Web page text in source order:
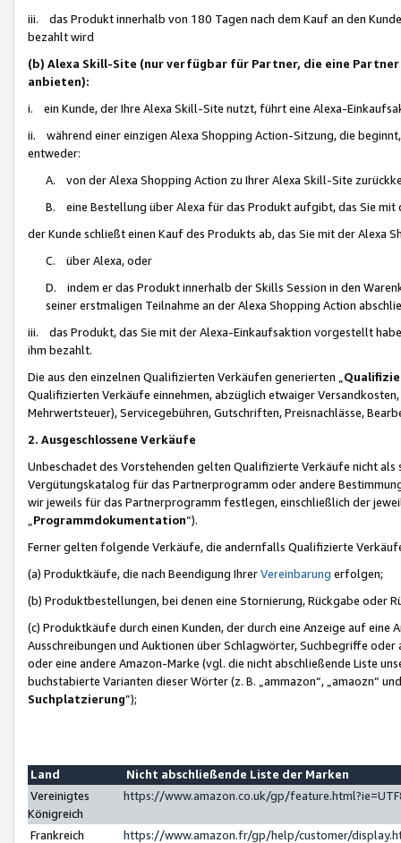
iii. das Produkt innerhalb von 180 Tagen nach dem Kauf an den
bezahlt wird
(b) Alexa Skill-Site (nur verfügbar für Partner, die eine
anbieten):
i. ein Kunde, der Ihre Alexa Skill-Site nutzt, führt eine Alexa-
ii. während einer einzigen Alexa Shopping Action-Sitzung, die
entweder:
A. von der Alexa Shopping Action zu Ihrer Alexa Skill-Site
B. eine Bestellung über Alexa für das Produkt aufgibt, das Sie mit
der Kunde schließt einen Kauf des Produkts ab, das Sie mit der Alexa
C. über Alexa, oder
D. indem er das Produkt innerhalb der Skills Session in den
seiner erstmaligen Teilnahme an der Alexa Shopping Action
iii. das Produkt, das Sie mit der Alexa-Einkaufsaktion vorgestellt
ihm bezahlt.
Die aus den einzelnen Qualifizierten Verkäufen generierten „
Qualifizierten Verkäufe einnehmen, abzüglich etwaiger
Mehrwertsteuer), Servicegebühren, Gutschriften, Preisnachlässe,
2. Ausgeschlossene Verkäufe
Unbeschadet des Vorstehenden gelten Qualifizierte Verkäufe nicht
Vergütungskatalog für das Partnerprogramm oder andere
wir jeweils für das Partnerprogramm festlegen, einschließlich der
Programmdokumentation“).
Ferner gelten folgende Verkäufe, die andernfalls Qualifizierte
(a) Produktkäufe, die nach Beendigung IhrerVereinbarung erfolgen;
(b) Produktbestellungen, bei denen eine Stornierung, Rückgabe oder
(c) Produktkäufe durch einen Kunden, der durch eine Anzeige auf
Ausschreibungen und Auktionen über Schlagwörter, Suchbegriffe
oder eine andere Amazon-Marke (vgl. die nicht abschließende Liste
buchstabierte Varianten dieser Wörter (z. B. „ammazon“, „amaozn“
Suchplatzierung”);
Land
Nicht abschließende Liste der Marken
Vereinigtes
Königreich
https://www.amazon.co.uk/gp/
Frankreich
https://www.amazon.fr/gp/help/customer/